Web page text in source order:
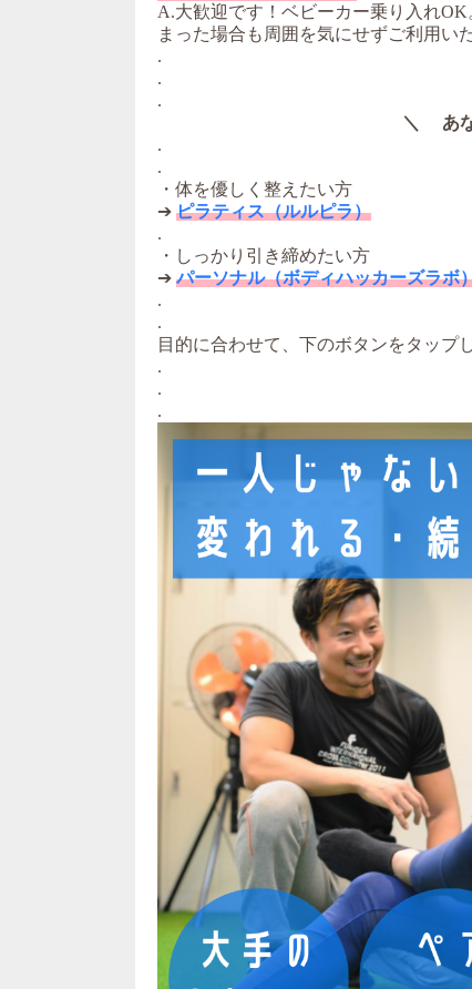
A.大歓迎です！ベビーカー乗り入れ
まった場合も周囲を気にせずご利用い
.
.
.
＼ あ
.
.
・体を優しく整えたい方
➔ ピラティス（ルルピラ）
.
・しっかり引き締めたい方
➔パーソナル（ボディハッカーズラボ
.
.
目的に合わせて、下のボタンをタップ
.
.
.